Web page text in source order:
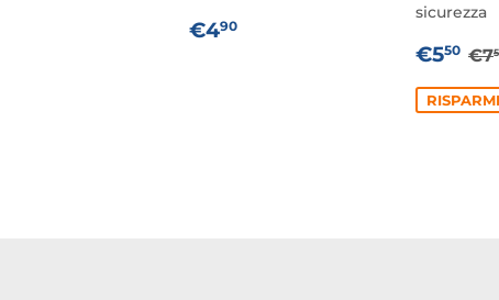
PREZZO
€490
sicurezza
€550 €7